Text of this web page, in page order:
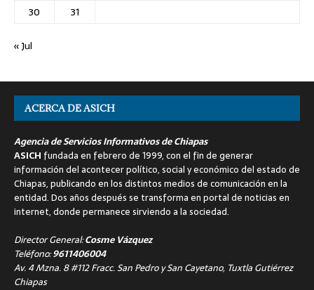
30
31
« Jul
ACERCA DE ASICH
Agencia de Servicios Informativos de Chiapas
ASICH fundada en febrero de 1999, con el fin de generar
información del acontecer político, social y económico del estado de
Chiapas, publicando en los distintos medios de comunicación en la
entidad. Dos años después se transforma en portal de noticias en
internet, donde permanece sirviendo a la sociedad.
Director General:Cosme Vázquez
Teléfono:9611406004
Av. 4 Mzna. 8 #112 Fracc. San Pedro y San Cayetano, Tuxtla Gutiérrez
Chiapas